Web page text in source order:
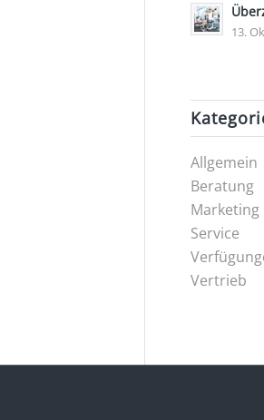
13.
Allgemein
Beratung
Marketing
Service
Vertrieb